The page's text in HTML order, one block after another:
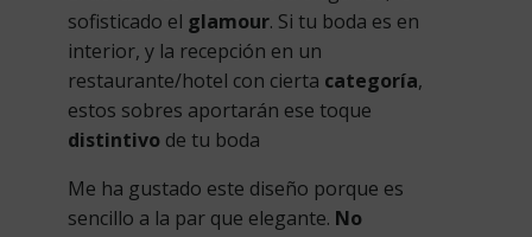
sofisticado el glamour. Si tu boda es en
interior, y la recepción en un
restaurante/hotel con cierta categoría,
estos sobres aportarán ese toque
distintivode tu boda
Me ha gustado este diseño porque es
sencillo a la par que elegante. No